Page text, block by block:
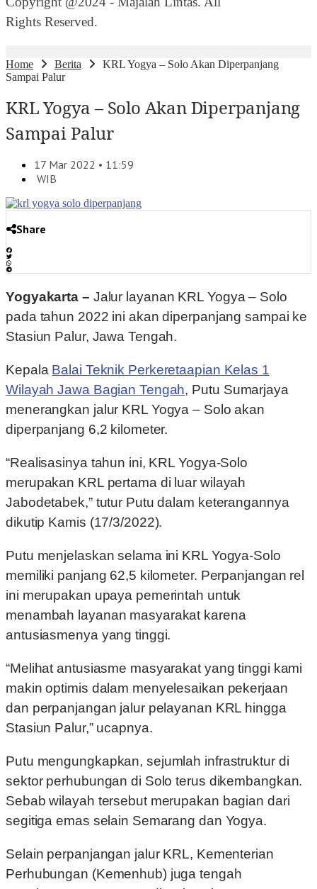
Rights Reserved.
Home Berita
KRL Yogya – Solo Akan Diperpanjang
Sampai Palur
KRL Yogya – Solo Akan Diperpanjang
Sampai Palur
17 Mar 2022 • 11:59
WIB
Share
Yogyakarta – Jalur layanan KRL Yogya – Solo
pada tahun 2022 ini akan diperpanjang sampai ke
Stasiun Palur, Jawa Tengah.
Kepala Balai Teknik Perkeretaapian Kelas 1
Wilayah Jawa Bagian Tengah, Putu Sumarjaya
menerangkan jalur KRL Yogya – Solo akan
diperpanjang 6,2 kilometer.
“Realisasinya tahun ini, KRL Yogya-Solo
merupakan KRL pertama di luar wilayah
Jabodetabek,” tutur Putu dalam keterangannya
dikutip Kamis (17/3/2022).
Putu menjelaskan selama ini KRL Yogya-Solo
memiliki panjang 62,5 kilometer. Perpanjangan rel
ini merupakan upaya pemerintah untuk
menambah layanan masyarakat karena
antusiasmenya yang tinggi.
“Melihat antusiasme masyarakat yang tinggi kami
makin optimis dalam menyelesaikan pekerjaan
dan perpanjangan jalur pelayanan KRL hingga
Stasiun Palur,” ucapnya.
Putu mengungkapkan, sejumlah infrastruktur di
sektor perhubungan di Solo terus dikembangkan.
Sebab wilayah tersebut merupakan bagian dari
segitiga emas selain Semarang dan Yogya.
Selain perpanjangan jalur KRL, Kementerian
Perhubungan (Kemenhub) juga tengah